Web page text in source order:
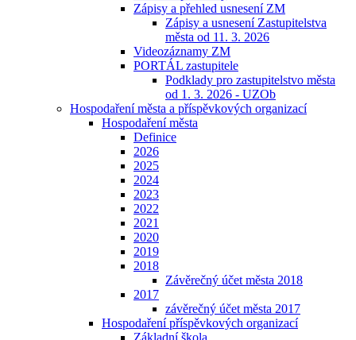
Zápisy a přehled usnesení ZM
Zápisy a usnesení Zastupitelstva
města od 11. 3. 2026
Videozáznamy ZM
PORTÁL zastupitele
Podklady pro zastupitelstvo města
od 1. 3. 2026 - UZOb
Hospodaření města a příspěvkových organizací
Hospodaření města
Definice
2026
2025
2024
2023
2022
2021
2020
2019
2018
Závěrečný účet města 2018
2017
závěrečný účet města 2017
Hospodaření příspěvkových organizací
Základní škola